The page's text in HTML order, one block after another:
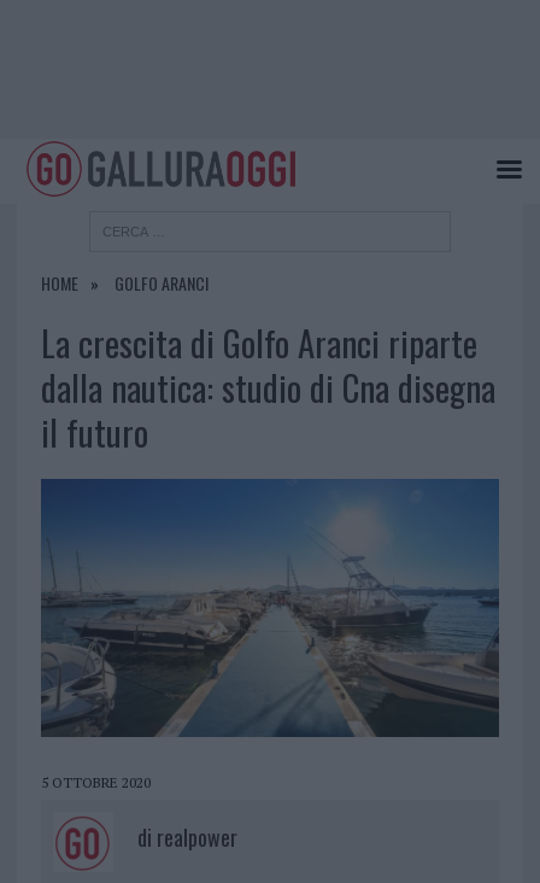
HOME GOLFO ARANCI
La crescita di Golfo Aranci riparte
dalla nautica: studio di Cna disegna
il futuro
5 OTTOBRE 2020
di realpower